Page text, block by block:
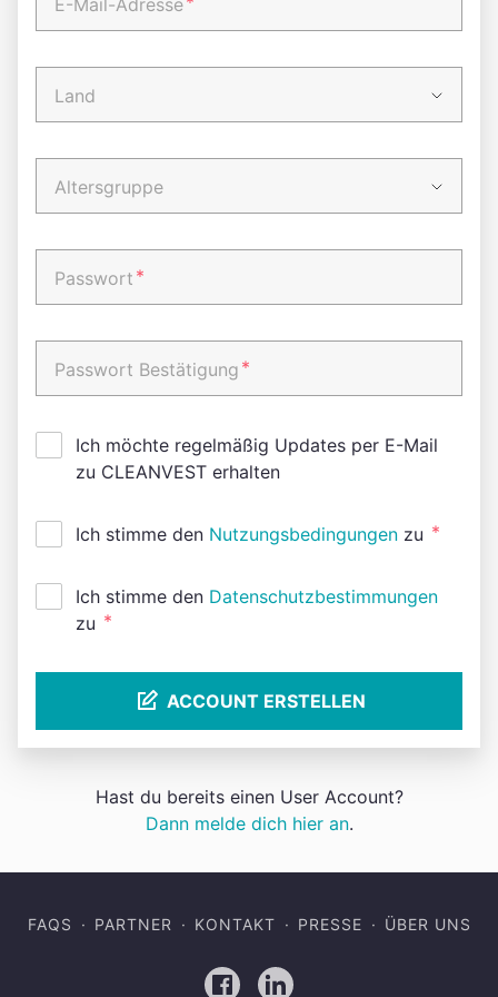
E-Mail-Adresse
Land
Altersgruppe
Passwort *
Passwort Bestätigung *
Ich möchte regelmäßig Updates per E-Mail
zu CLEANVEST erhalten
Ich stimme den Nutzungsbedingungen zu *
Ich stimme den Datenschutzbestimmungen
zu *
ACCOUNT ERSTELLEN
Hast du bereits einen User Account?
Dann melde dich hier an.
FAQS PARTNER KONTAKT PRESSE ÜBER UNS